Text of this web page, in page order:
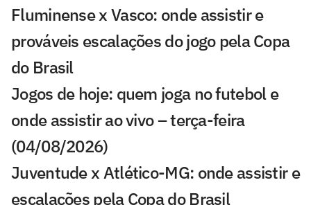
Fluminense x Vasco: onde assistir e
prováveis escalações do jogo pela Copa
do Brasil
Jogos de hoje: quem joga no futebol e
onde assistir ao vivo – terça-feira
(04/08/2026)
Juventude x Atlético-MG: onde assistir e
escalações pela Copa do Brasil